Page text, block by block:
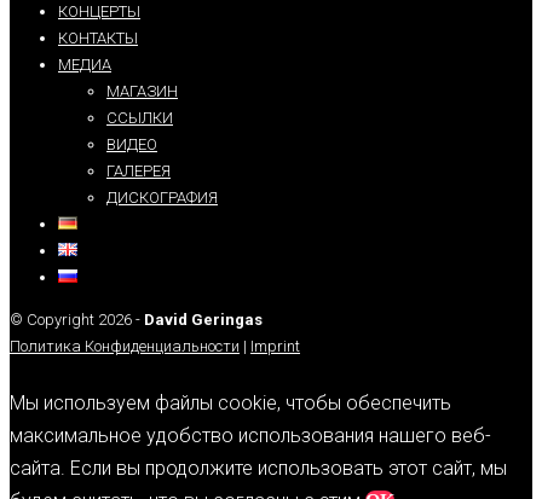
КОНЦЕРТЫ
КОНТАКТЫ
МЕДИА
МАГАЗИН
ССЫЛКИ
ВИДЕО
ГАЛЕРЕЯ
ДИСКОГРАФИЯ
© Copyright 2026 - David Geringas
Политика Конфиденциальности | Imprint
Мы используем файлы cookie, чтобы обеспечить
максимальное удобство использования нашего веб-
сайта. Если вы продолжите использовать этот сайт, мы